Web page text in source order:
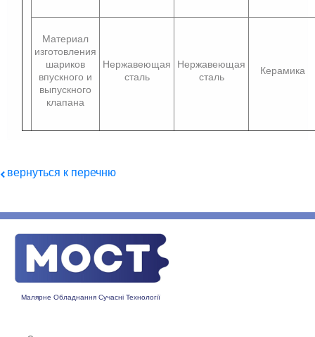
Материал
изготовления
шариков
впускного и
выпускного
клапана
Нержавеющая
сталь
Нержавеющая
сталь
Керамика
вернуться к перечню
Малярне Обладнання Сучасні Технології